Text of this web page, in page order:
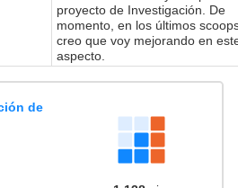
proyecto de Investigación. De
momento, en los últimos
creo que voy mejorando en
aspecto.
de